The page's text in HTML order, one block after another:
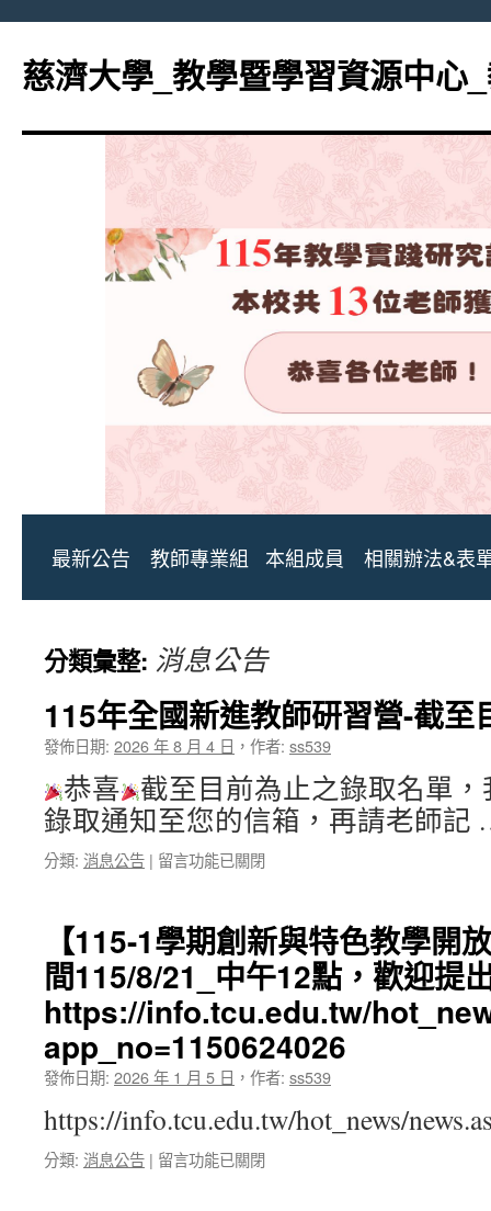
主
要
容
慈濟大學_教學暨學習資源中心
最新公告 教師專業組 本組成員 相關辦法&表
分類彙整: 消息公告
115年全國新進教師研習營-截至
發佈日期: 2026 年 8 月 4 日 ， 作者: ss539
恭喜 截至目前為止之錄取名單
錄取通知至您的信箱，再請老師
分類: 消息公告 | 在
全
國
新
進
教
研
習
截
目
留言功能已關閉
【115-1學期創新與特色教學開
間115/8/21_中午12點，歡迎提
https://info.tcu.edu.tw/
app_no=1150624026
發佈日期: 2026 年 1 月 5 日 ， 作者: ss539
https://info.tcu.edu.tw/hot_news/
分類: 消息公告 | 在
留言功能已關閉